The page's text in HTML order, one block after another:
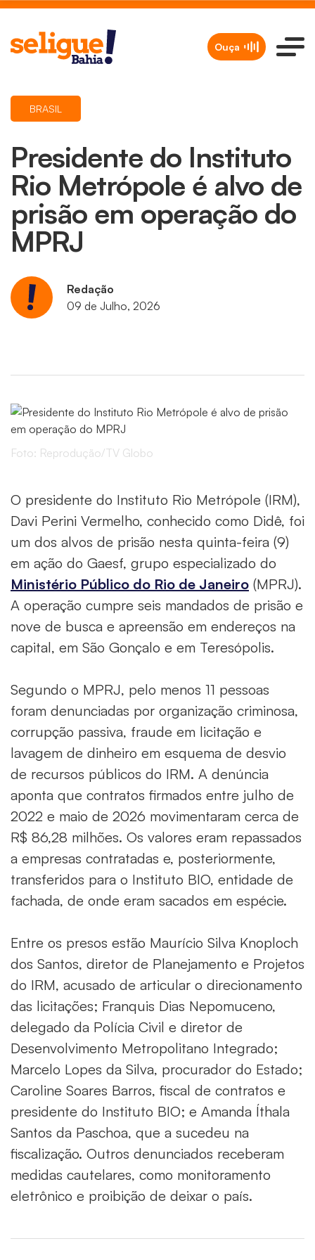
Ouça
Presidente do Instituto
Rio Metrópole é alvo de
prisão em operação do
MPRJ
BRASIL
Redação
09 de Julho, 2026
Foto: Reprodução/TV Globo
O presidente do Instituto Rio Metrópole (IRM),
Davi Perini Vermelho, conhecido como Didê, foi
um dos alvos de prisão nesta quinta-feira (9)
em ação do Gaesf, grupo especializado do
Ministério Público do Rio de Janeiro (MPRJ).
A operação cumpre seis mandados de prisão e
nove de busca e apreensão em endereços na
capital, em São Gonçalo e em Teresópolis.
Segundo o MPRJ, pelo menos 11 pessoas
foram denunciadas por organização criminosa,
corrupção passiva, fraude em licitação e
lavagem de dinheiro em esquema de desvio
de recursos públicos do IRM. A denúncia
aponta que contratos firmados entre julho de
2022 e maio de 2026 movimentaram cerca de
R$ 86,28 milhões. Os valores eram repassados
a empresas contratadas e, posteriormente,
transferidos para o Instituto BIO, entidade de
fachada, de onde eram sacados em espécie.
Entre os presos estão Maurício Silva Knoploch
dos Santos, diretor de Planejamento e Projetos
do IRM, acusado de articular o direcionamento
das licitações; Franquis Dias Nepomuceno,
delegado da Polícia Civil e diretor de
Desenvolvimento Metropolitano Integrado;
Marcelo Lopes da Silva, procurador do Estado;
Caroline Soares Barros, fiscal de contratos e
presidente do Instituto BIO; e Amanda Íthala
Santos da Paschoa, que a sucedeu na
fiscalização. Outros denunciados receberam
medidas cautelares, como monitoramento
eletrônico e proibição de deixar o país.